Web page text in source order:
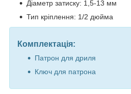
Діаметр затиску: 1,5-13 мм
Тип кріплення: 1/2 дюйма
Комплектація:
Патрон для дриля
Ключ для патрона